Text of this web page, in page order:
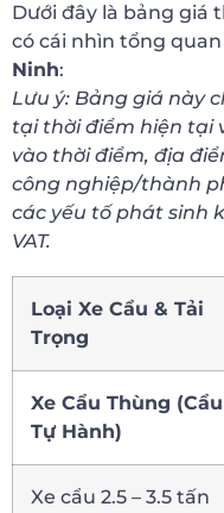
Dưới đây là bảng giá
có cái nhìn tổng
Ninh:
Lưu ý: Bảng giá này
tại thời điểm hiện tại
vào thời điểm, địa
công nghiệp/thành
các yếu tố phát sinh
VAT.
Loại Xe Cẩu & Tải
Trọng
Xe Cẩu Thùng (Cẩu
Tự Hành)
Xe cẩu 2.5 – 3.5 tấn